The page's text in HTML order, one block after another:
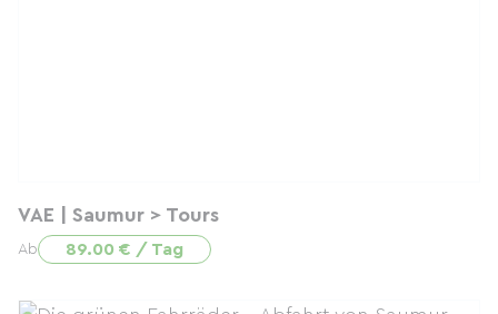
VAE | Saumur > Tours
Ab 89.00 € / Tag